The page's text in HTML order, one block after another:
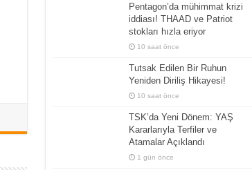
Pentagon’da mühimmat krizi
iddiası! THAAD ve Patriot
stokları hızla eriyor
10 saat önce
Tutsak Edilen Bir Ruhun
Yeniden Diriliş Hikayesi!
10 saat önce
TSK’da Yeni Dönem: YAŞ
Kararlarıyla Terfiler ve
Atamalar Açıklandı
1 gün önce